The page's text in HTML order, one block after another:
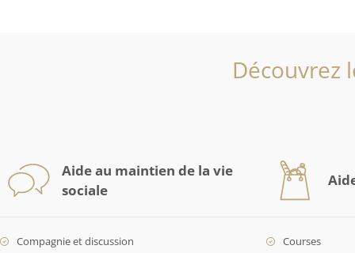
Découvrez
Aide au maintien de la vie
sociale
Compagnie et discussion Courses